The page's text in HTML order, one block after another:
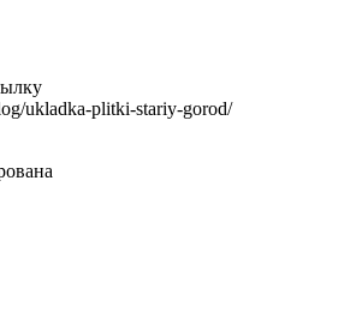
ukladka-plitki-stariy-gorod/